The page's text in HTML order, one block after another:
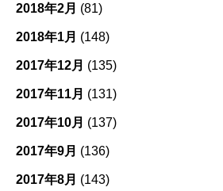
2018年2月 (81)
2018年1月 (148)
2017年12月 (135)
2017年11月 (131)
2017年10月 (137)
2017年9月 (136)
2017年8月 (143)